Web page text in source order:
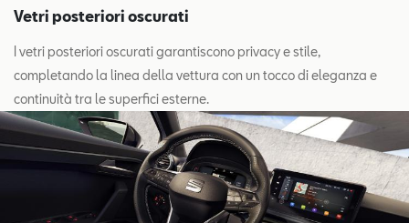
Vetri posteriori oscurati
I vetri posteriori oscurati garantiscono privacy e stile,
completando la linea della vettura con un tocco di eleganza e
continuità tra le superfici esterne.